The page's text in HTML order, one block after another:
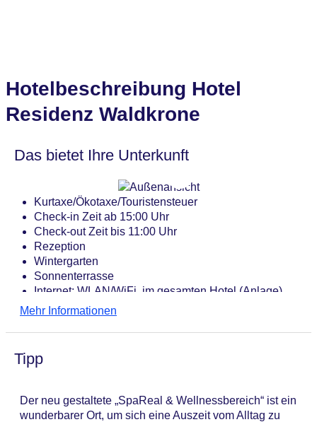
Hotelbeschreibung Hotel
Residenz Waldkrone
Das bietet Ihre Unterkunft
Kurtaxe/Ökotaxe/Touristensteuer
Check-in Zeit ab 15:00 Uhr
Check-out Zeit bis 11:00 Uhr
Rezeption
Wintergarten
Sonnenterrasse
Internet: WLAN/WiFi, im gesamten Hotel (Anlage)
Zahlungsarten: TUI Card / VISA, MasterCard, EC
Haustiere nicht erlaubt
unbewacht: Barzahlung, pro Nacht ab 13 EUR
Landeskategorie: 4 Sterne
Mehr Informationen
Tipp
Der neu gestaltete „SpaReal & Wellnessbereich“ ist ein
wunderbarer Ort, um sich eine Auszeit vom Alltag zu